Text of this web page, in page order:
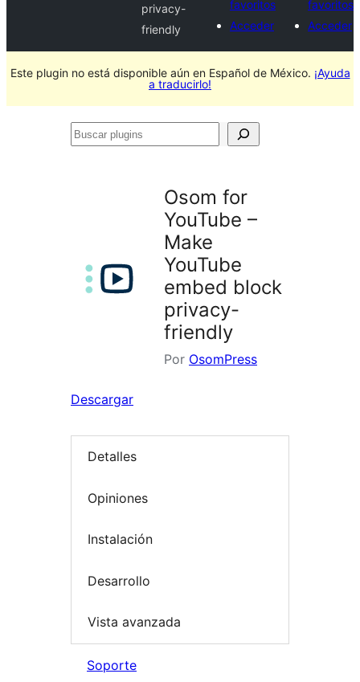
privacy-
friendly
favoritos
Acceder
favoritos
Acceder
Este plugin no está disponible aún en Español de México. ¡Ayuda
a traducirlo!
Buscar
Osom for
YouTube –
Make
YouTube
embed block
privacy-
friendly
Por OsomPress
Descargar
Detalles
Opiniones
Instalación
Desarrollo
Vista avanzada
Soporte